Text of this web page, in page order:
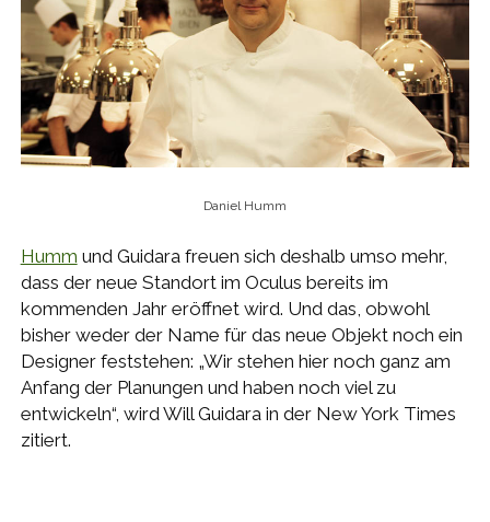
Daniel Humm
Humm und Guidara freuen sich deshalb umso mehr,
dass der neue Standort im Oculus bereits im
kommenden Jahr eröffnet wird. Und das, obwohl
bisher weder der Name für das neue Objekt noch ein
Designer feststehen: „Wir stehen hier noch ganz am
Anfang der Planungen und haben noch viel zu
entwickeln“, wird Will Guidara in der New York Times
zitiert.